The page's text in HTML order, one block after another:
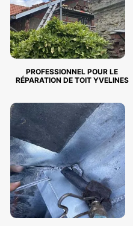
PROFESSIONNEL POUR LE
RÉPARATION DE TOIT YVELINES